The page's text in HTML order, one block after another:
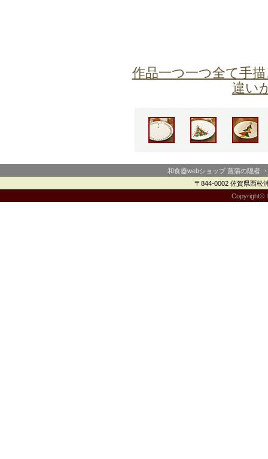
作品一つ一つ全て手
違い
和食器webショップ 菖蒲の隠者
〒844-0002 佐賀県西松
Copyright©